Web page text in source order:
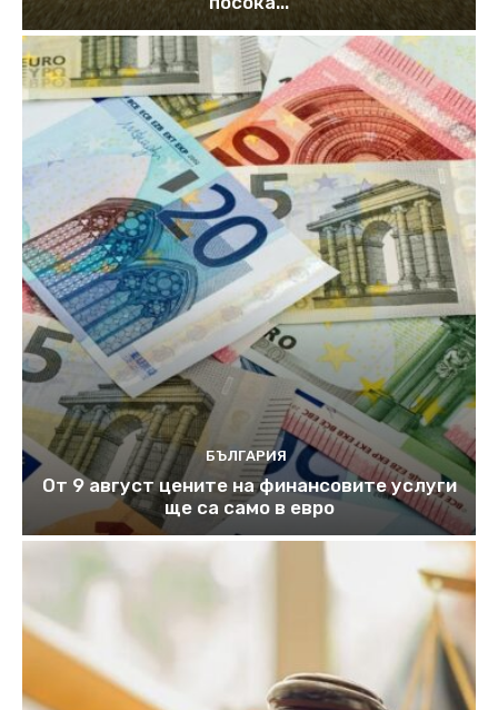
БЪЛГАРИЯ
От 9 август цените на финансовите услуги
ще са само в евро